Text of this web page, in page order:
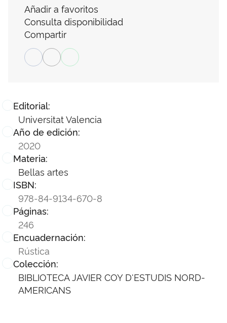
Editorial:
Universitat Valencia
Año de edición:
2020
Materia:
Bellas artes
ISBN:
978-84-9134-670-8
Páginas:
246
Encuadernación:
Rústica
Colección:
BIBLIOTECA JAVIER COY D'ESTUDIS NORD-
AMERICANS
Añadir a favoritos
Consulta disponibilidad
Compartir